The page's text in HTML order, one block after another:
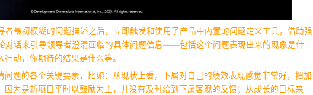
者最初模糊的问题描述之后，立即触发和使用了产品中内置的问题定义工具，借助强
对话来引导领导者澄清面临的具体问题信息——包括这个问题表现出来的现象是什
动，你期待的结果是什么等。
题的各个关键要素，比如：从现状上看，下属对自己的绩效表现感觉非常好，把加
为是新项目平时以鼓励为主，并没有及时给到下属客观的反馈；从成长的目标来